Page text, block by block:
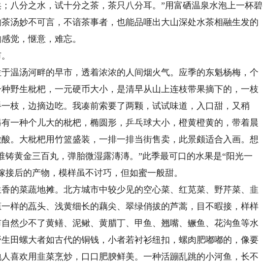
八分之水，试十分之茶，茶只八分耳。”用富硒温泉水泡上一杯碧
汤妙不可言，不谙茶事者，也能品咂出大山深处水茶相融生发的
觉，惬意，难忘。
汤河畔的早市，透着浓浓的人间烟火气。应季的东魁杨梅，个
野生枇杷，一元硬币大小，是清早从山上连枝带果摘下的，一枝
枝，边摘边吃。我凑前索要了两颗，试试味道，入口甜，又稍
一种个儿大的枇杷，椭圆形，乒乓球大小，橙黄橙黄的，带着晨
。大枇杷用竹篮盛装，一排一排当街售卖，此景颇适合入画。想
铸黄金三百丸，弹胎微湿露漙漙。”此季最可口的水果是“阳光一
后的产物，模样虽不讨巧，但如蜜一般甜。
菜蔬地摊。北方城市中较少见的空心菜、红苋菜、野芹菜、韭
样的藠头、浅黄细长的藕尖、翠绿俏拔的芦蒿，目不暇接，样样
然少不了黄鳝、泥鳅、黄腊丁、甲鱼、翘嘴、鳜鱼、花沟鱼等水
田螺大者如古代的铜钱，小者若衬衫纽扣，螺肉肥嘟嘟的，像要
喜欢用韭菜烹炒，口口肥腴鲜美。一种活蹦乱跳的小河鱼，长不